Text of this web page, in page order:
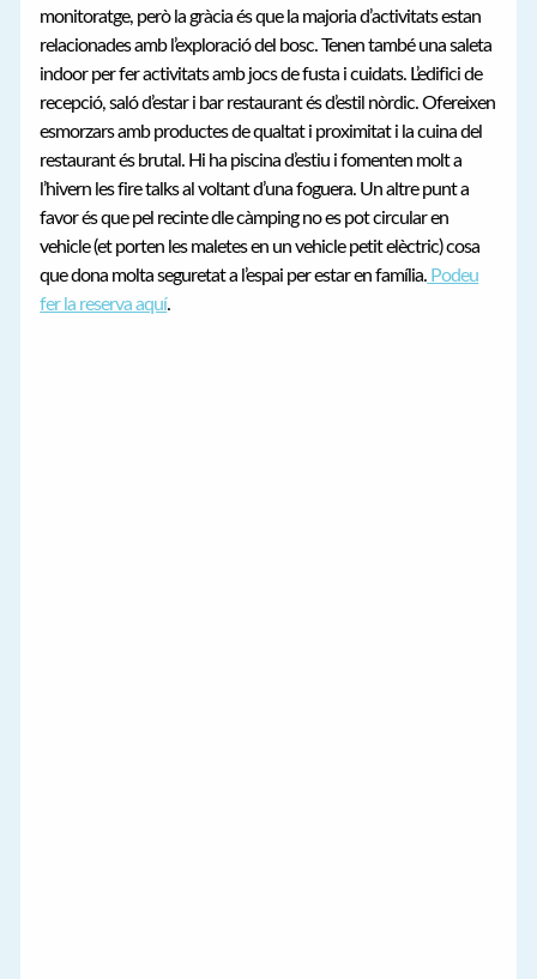
monitoratge, però la gràcia és que la majoria d’activitats estan
relacionades amb l’exploració del bosc. Tenen també una saleta
indoor per fer activitats amb jocs de fusta i cuidats. L’edifici de
recepció, saló d’estar i bar restaurant és d’estil nòrdic. Ofereixen
esmorzars amb productes de qualtat i proximitat i la cuina del
restaurant és brutal. Hi ha piscina d’estiu i fomenten molt a
l’hivern les fire talks al voltant d’una foguera. Un altre punt a
favor és que pel recinte dle càmping no es pot circular en
vehicle (et porten les maletes en un vehicle petit elèctric) cosa
que dona molta seguretat a l’espai per estar en família. Podeu
fer la reserva aquí.